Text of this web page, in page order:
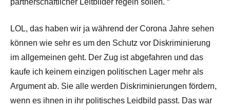
partnerschaftlicher Leitbilder regeln sollen. “
LOL, das haben wir ja während der Corona Jahre sehen
können wie sehr es um den Schutz vor Diskriminierung
im allgemeinen geht. Der Zug ist abgefahren und das
kaufe ich keinem einzigen politischen Lager mehr als
Argument ab. Sie alle werden Diskriminierungen fördern,
wenn es ihnen in ihr politisches Leidbild passt. Das war